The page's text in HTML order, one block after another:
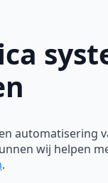
automatisering
wij helpen
.